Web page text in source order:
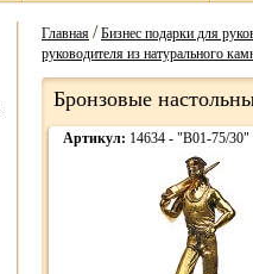
Главная/Бизнес подарки для
руководителя из натурального
Бронзовые
Артикул: 14634 - "В01-75/30"